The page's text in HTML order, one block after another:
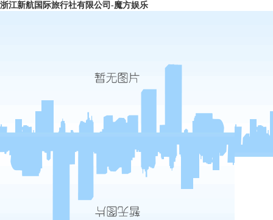
浙江新航国际旅行社有限公司-魔方娱乐